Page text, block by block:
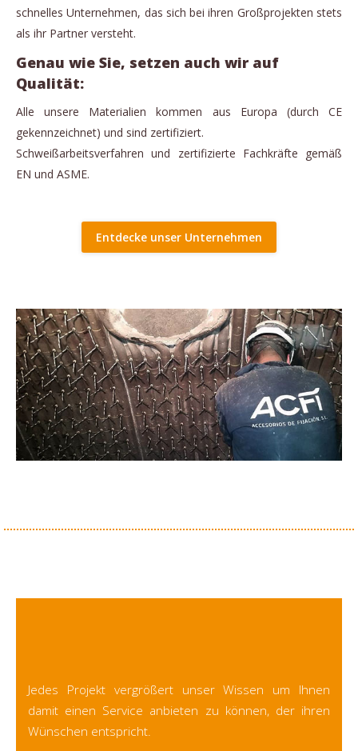
schnelles Unternehmen, das sich bei ihren Großprojekten stets
als ihr Partner versteht.
Genau wie Sie, setzen auch wir auf
Qualität:
Alle unsere Materialien kommen aus Europa (durch CE
gekennzeichnet) und sind zertifiziert.
Schweißarbeitsverfahren und zertifizierte Fachkräfte gemäß
EN und ASME.
Entdecke unser Unternehmen
Jedes Projekt vergrößert unser Wissen um Ihnen
damit einen Service anbieten zu können, der ihren
Wünschen entspricht.